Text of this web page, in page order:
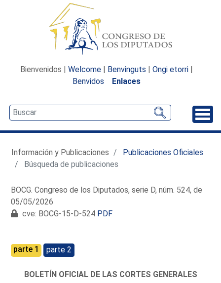
Bienvenidos | Welcome | Benvinguts | Ongi etorri |
Benvidos
Enlaces
Información y Publicaciones
Publicaciones Oficiales
Búsqueda de publicaciones
BOCG. Congreso de los Diputados, serie D, núm. 524, de
05/05/2026
cve: BOCG-15-D-524 PDF
parte 1 parte 2
BOLETÍN OFICIAL DE LAS CORTES GENERALES